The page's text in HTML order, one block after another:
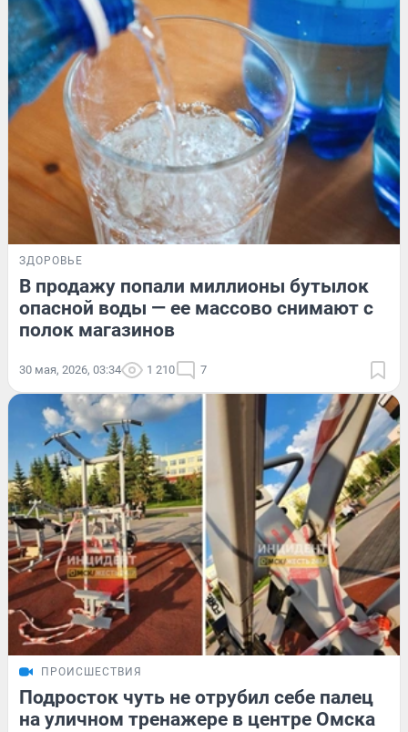
ЗДОРОВЬЕ
В продажу попали миллионы бутылок
опасной воды — ее массово снимают с
полок магазинов
30 мая, 2026, 03:34 1 210 7
ПРОИСШЕСТВИЯ
Подросток чуть не отрубил себе палец
на уличном тренажере в центре Омска